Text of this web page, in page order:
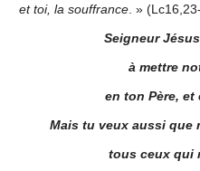
et toi, la souffrance. »
Seigneur
à mettre
en ton Père, et
Mais tu veux aussi que
tous ceux qui